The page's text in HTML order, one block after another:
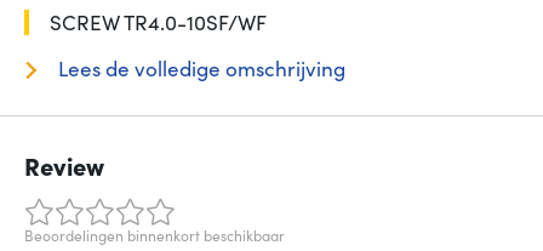
SCREW TR4.0-10SF/WF
Lees de volledige omschrijving
Review
Beoordelingen binnenkort beschikbaar